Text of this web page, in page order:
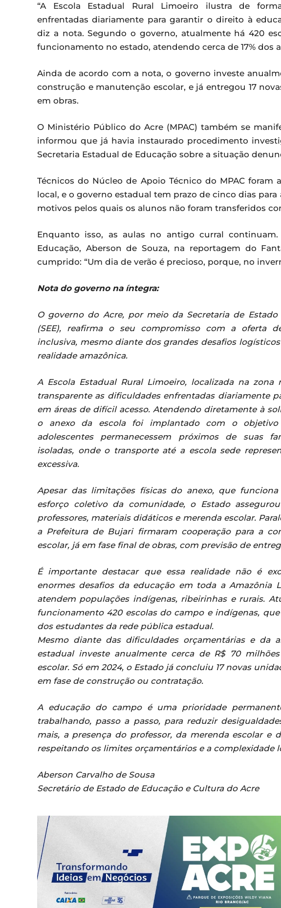
“A Escola Estadual Rural Limoeiro ilustra de
enfrentadas diariamente para garantir o direito à
diz a nota. Segundo o governo, atualmente há 420
funcionamento no estado, atendendo cerca de 17% dos
Ainda de acordo com a nota, o governo investe
construção e manutenção escolar, e já entregou 17
em obras.
O Ministério Público do Acre (MPAC) também se
informou que já havia instaurado procedimento
Secretaria Estadual de Educação sobre a situação
Técnicos do Núcleo de Apoio Técnico do MPAC foram
local, e o governo estadual tem prazo de cinco dias
motivos pelos quais os alunos não foram transferidos
Enquanto isso, as aulas no antigo curral
Educação, Aberson de Souza, na reportagem do
cumprido: “Um dia de verão é precioso, porque, no
Nota do governo na íntegra:
O governo do Acre, por meio da Secretaria de
(SEE), reafirma o seu compromisso com a oferta
inclusiva, mesmo diante dos grandes desafios
realidade amazônica.
A Escola Estadual Rural Limoeiro, localizada na
transparente as dificuldades enfrentadas diariamente
em áreas de difícil acesso. Atendendo diretamente à
o anexo da escola foi implantado com o
adolescentes permanecessem próximos de suas
isoladas, onde o transporte até a escola sede
excessiva.
Apesar das limitações físicas do anexo, que
esforço coletivo da comunidade, o Estado
professores, materiais didáticos e merenda escolar.
a Prefeitura de Bujari firmaram cooperação para a
escolar, já em fase final de obras, com previsão de
É importante destacar que essa realidade não é
enormes desafios da educação em toda a Amazônia
atendem populações indígenas, ribeirinhas e rurais.
funcionamento 420 escolas do campo e indígenas,
dos estudantes da rede pública estadual.
Mesmo diante das dificuldades orçamentárias e da
estadual investe anualmente cerca de R$ 70
escolar. Só em 2024, o Estado já concluiu 17 novas
em fase de construção ou contratação.
A educação do campo é uma prioridade
trabalhando, passo a passo, para reduzir
mais, a presença do professor, da merenda escolar e
respeitando os limites orçamentários e a complexidade
Aberson Carvalho de Sousa
Secretário de Estado de Educação e Cultura do Acre